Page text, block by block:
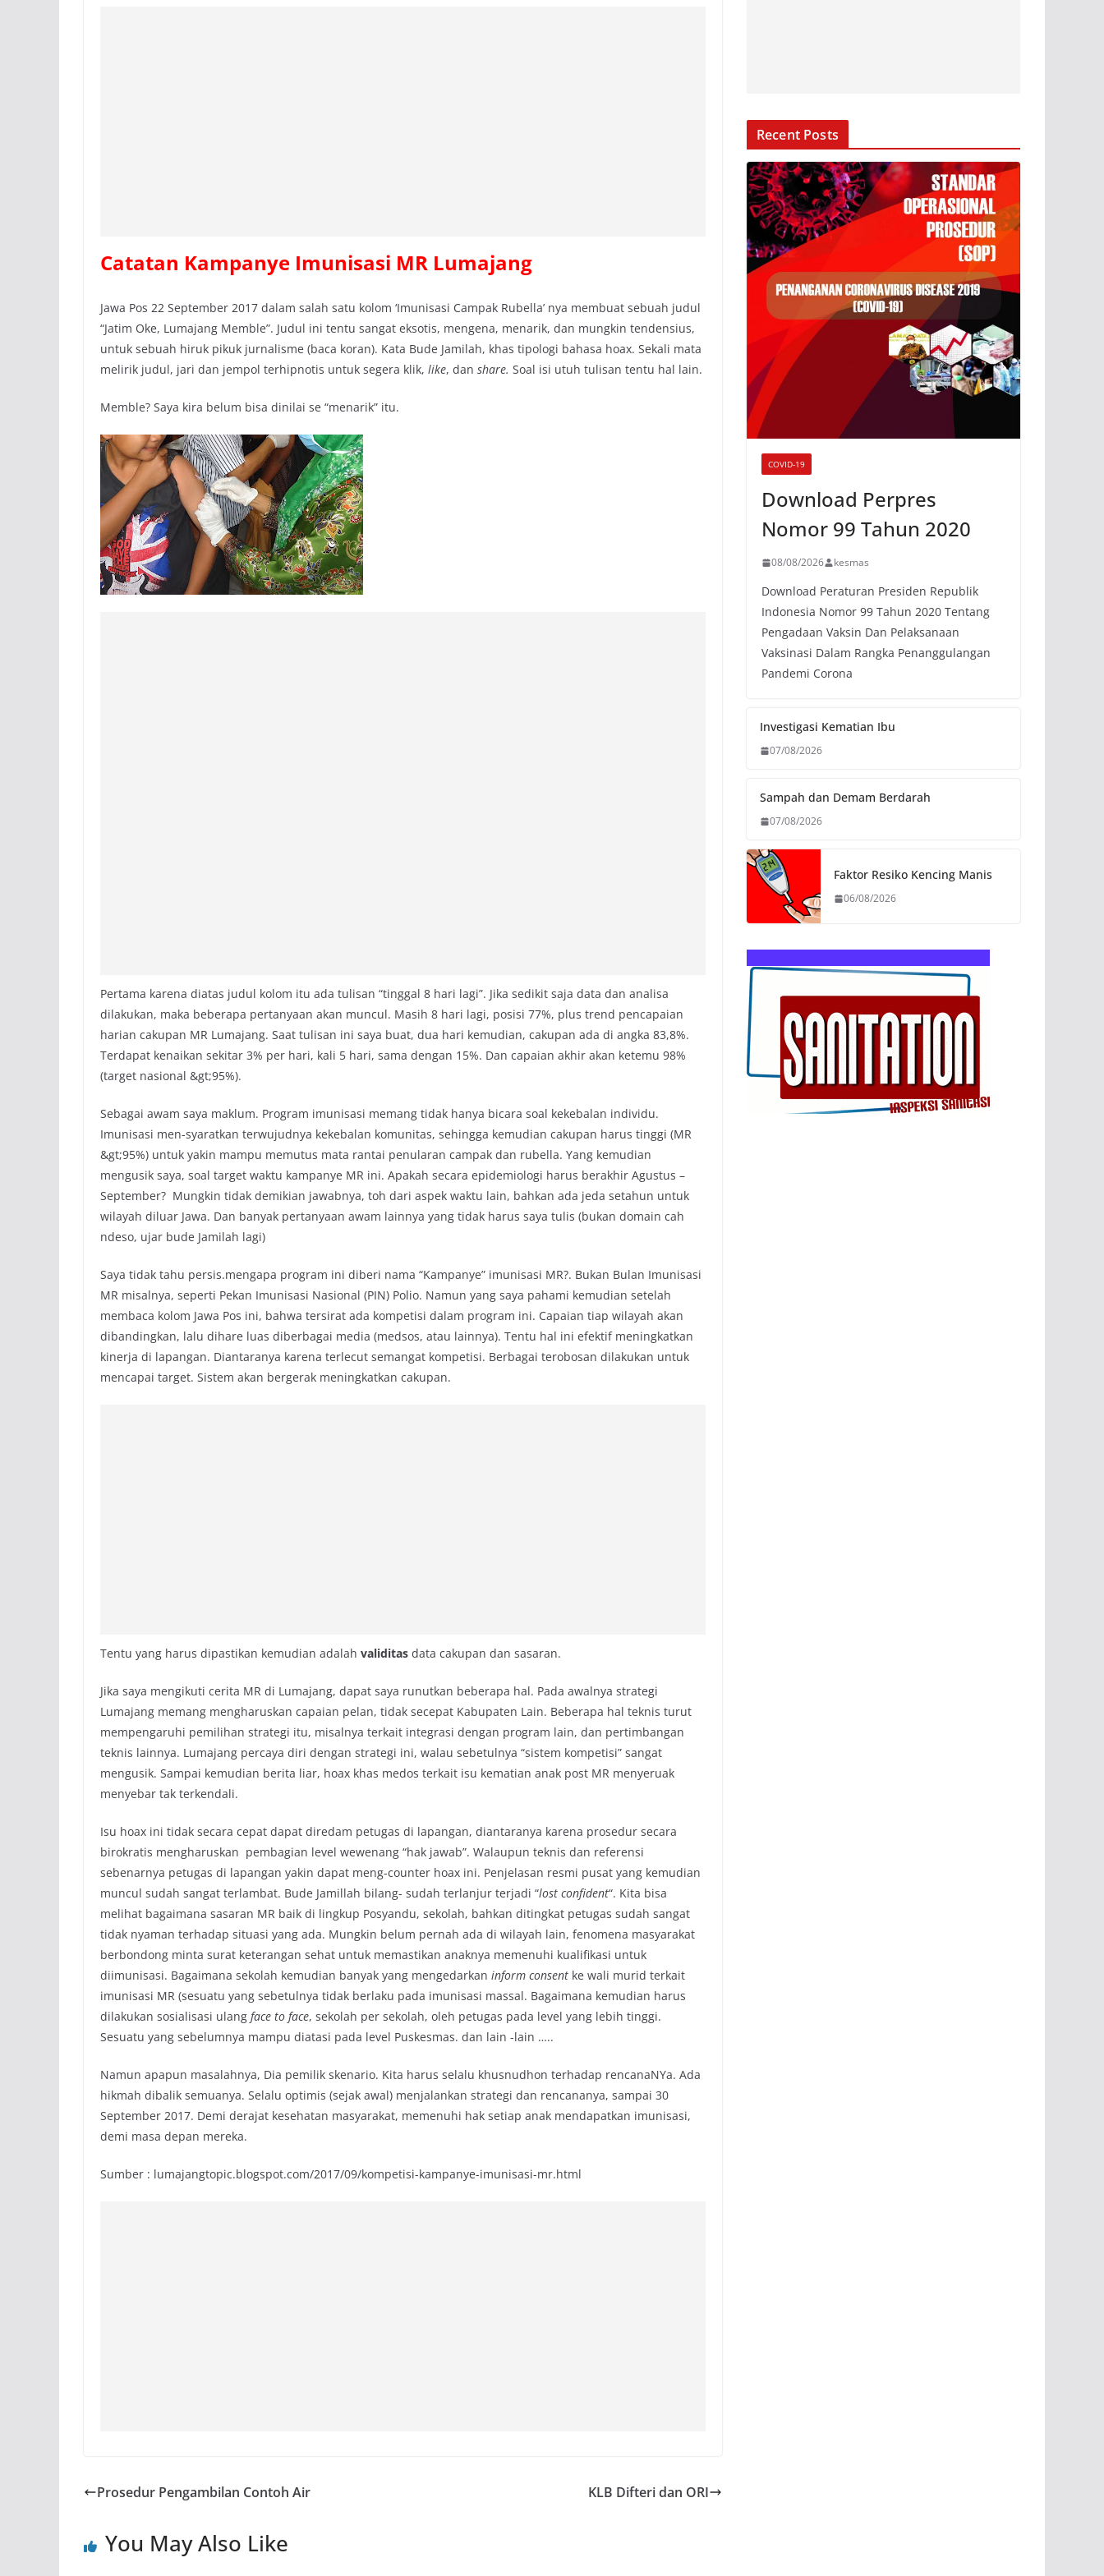
Catatan Kampanye Imunisasi MR Lumajang
Jawa Pos 22 September 2017 dalam salah satu kolom ‘Imunisasi Campak Rubella’ nya membuat sebuah judul
“Jatim Oke, Lumajang Memble”. Judul ini tentu sangat eksotis, mengena, menarik, dan mungkin tendensius,
untuk sebuah hiruk pikuk jurnalisme (baca koran). Kata Bude Jamilah, khas tipologi bahasa hoax. Sekali mata
melirik judul, jari dan jempol terhipnotis untuk segera klik, like, dan share. Soal isi utuh tulisan tentu hal lain.
Memble? Saya kira belum bisa dinilai se “menarik” itu.
Pertama karena diatas judul kolom itu ada tulisan “tinggal 8 hari lagi”. Jika sedikit saja data dan analisa
dilakukan, maka beberapa pertanyaan akan muncul. Masih 8 hari lagi, posisi 77%, plus trend pencapaian
harian cakupan MR Lumajang. Saat tulisan ini saya buat, dua hari kemudian, cakupan ada di angka 83,8%.
Terdapat kenaikan sekitar 3% per hari, kali 5 hari, sama dengan 15%. Dan capaian akhir akan ketemu 98%
(target nasional &gt;95%).
Sebagai awam saya maklum. Program imunisasi memang tidak hanya bicara soal kekebalan individu.
Imunisasi men-syaratkan terwujudnya kekebalan komunitas, sehingga kemudian cakupan harus tinggi (MR
&gt;95%) untuk yakin mampu memutus mata rantai penularan campak dan rubella. Yang kemudian
mengusik saya, soal target waktu kampanye MR ini. Apakah secara epidemiologi harus berakhir Agustus –
September? Mungkin tidak demikian jawabnya, toh dari aspek waktu lain, bahkan ada jeda setahun untuk
wilayah diluar Jawa. Dan banyak pertanyaan awam lainnya yang tidak harus saya tulis (bukan domain cah
ndeso, ujar bude Jamilah lagi)
Saya tidak tahu persis.mengapa program ini diberi nama “Kampanye” imunisasi MR?. Bukan Bulan Imunisasi
MR misalnya, seperti Pekan Imunisasi Nasional (PIN) Polio. Namun yang saya pahami kemudian setelah
membaca kolom Jawa Pos ini, bahwa tersirat ada kompetisi dalam program ini. Capaian tiap wilayah akan
dibandingkan, lalu dihare luas diberbagai media (medsos, atau lainnya). Tentu hal ini efektif meningkatkan
kinerja di lapangan. Diantaranya karena terlecut semangat kompetisi. Berbagai terobosan dilakukan untuk
mencapai target. Sistem akan bergerak meningkatkan cakupan.
Tentu yang harus dipastikan kemudian adalah validitas data cakupan dan sasaran.
Jika saya mengikuti cerita MR di Lumajang, dapat saya runutkan beberapa hal. Pada awalnya strategi
Lumajang memang mengharuskan capaian pelan, tidak secepat Kabupaten Lain. Beberapa hal teknis turut
mempengaruhi pemilihan strategi itu, misalnya terkait integrasi dengan program lain, dan pertimbangan
teknis lainnya. Lumajang percaya diri dengan strategi ini, walau sebetulnya “sistem kompetisi” sangat
mengusik. Sampai kemudian berita liar, hoax khas medos terkait isu kematian anak post MR menyeruak
menyebar tak terkendali.
Isu hoax ini tidak secara cepat dapat diredam petugas di lapangan, diantaranya karena prosedur secara
birokratis mengharuskan pembagian level wewenang “hak jawab”. Walaupun teknis dan referensi
sebenarnya petugas di lapangan yakin dapat meng-counter hoax ini. Penjelasan resmi pusat yang kemudian
muncul sudah sangat terlambat. Bude Jamillah bilang- sudah terlanjur terjadi “lost confident“. Kita bisa
melihat bagaimana sasaran MR baik di lingkup Posyandu, sekolah, bahkan ditingkat petugas sudah sangat
tidak nyaman terhadap situasi yang ada. Mungkin belum pernah ada di wilayah lain, fenomena masyarakat
berbondong minta surat keterangan sehat untuk memastikan anaknya memenuhi kualifikasi untuk
diimunisasi. Bagaimana sekolah kemudian banyak yang mengedarkan inform consent ke wali murid terkait
imunisasi MR (sesuatu yang sebetulnya tidak berlaku pada imunisasi massal. Bagaimana kemudian harus
dilakukan sosialisasi ulang face to face, sekolah per sekolah, oleh petugas pada level yang lebih tinggi.
Sesuatu yang sebelumnya mampu diatasi pada level Puskesmas. dan lain -lain …..
Namun apapun masalahnya, Dia pemilik skenario. Kita harus selalu khusnudhon terhadap rencanaNYa. Ada
hikmah dibalik semuanya. Selalu optimis (sejak awal) menjalankan strategi dan rencananya, sampai 30
September 2017. Demi derajat kesehatan masyarakat, memenuhi hak setiap anak mendapatkan imunisasi,
demi masa depan mereka.
Sumber : lumajangtopic.blogspot.com/2017/09/kompetisi-kampanye-imunisasi-mr.html
Prosedur Pengambilan Contoh Air KLB Difteri dan ORI
You May Also Like
Recent Posts
COVID-19
Download Perpres
Nomor 99 Tahun 2020
08/08/2026 kesmas
Download Peraturan Presiden Republik
Indonesia Nomor 99 Tahun 2020 Tentang
Pengadaan Vaksin Dan Pelaksanaan
Vaksinasi Dalam Rangka Penanggulangan
Pandemi Corona
Investigasi Kematian Ibu
07/08/2026
Sampah dan Demam Berdarah
07/08/2026
Faktor Resiko Kencing Manis
06/08/2026